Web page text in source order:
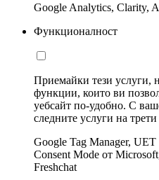
Google Analytics, Clarity,
Функционалност
Приемайки тези услуги,
функции, които ви
уебсайт по-удобно. С
следните услуги на
Google Tag Manager,
Consent Mode от
Freshchat